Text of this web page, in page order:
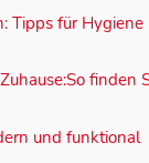
Tipps für
finden
und funktional